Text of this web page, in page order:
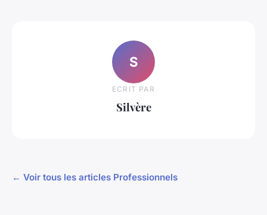
S
ECRIT PAR
Silvère
← Voir tous les articles Professionnels